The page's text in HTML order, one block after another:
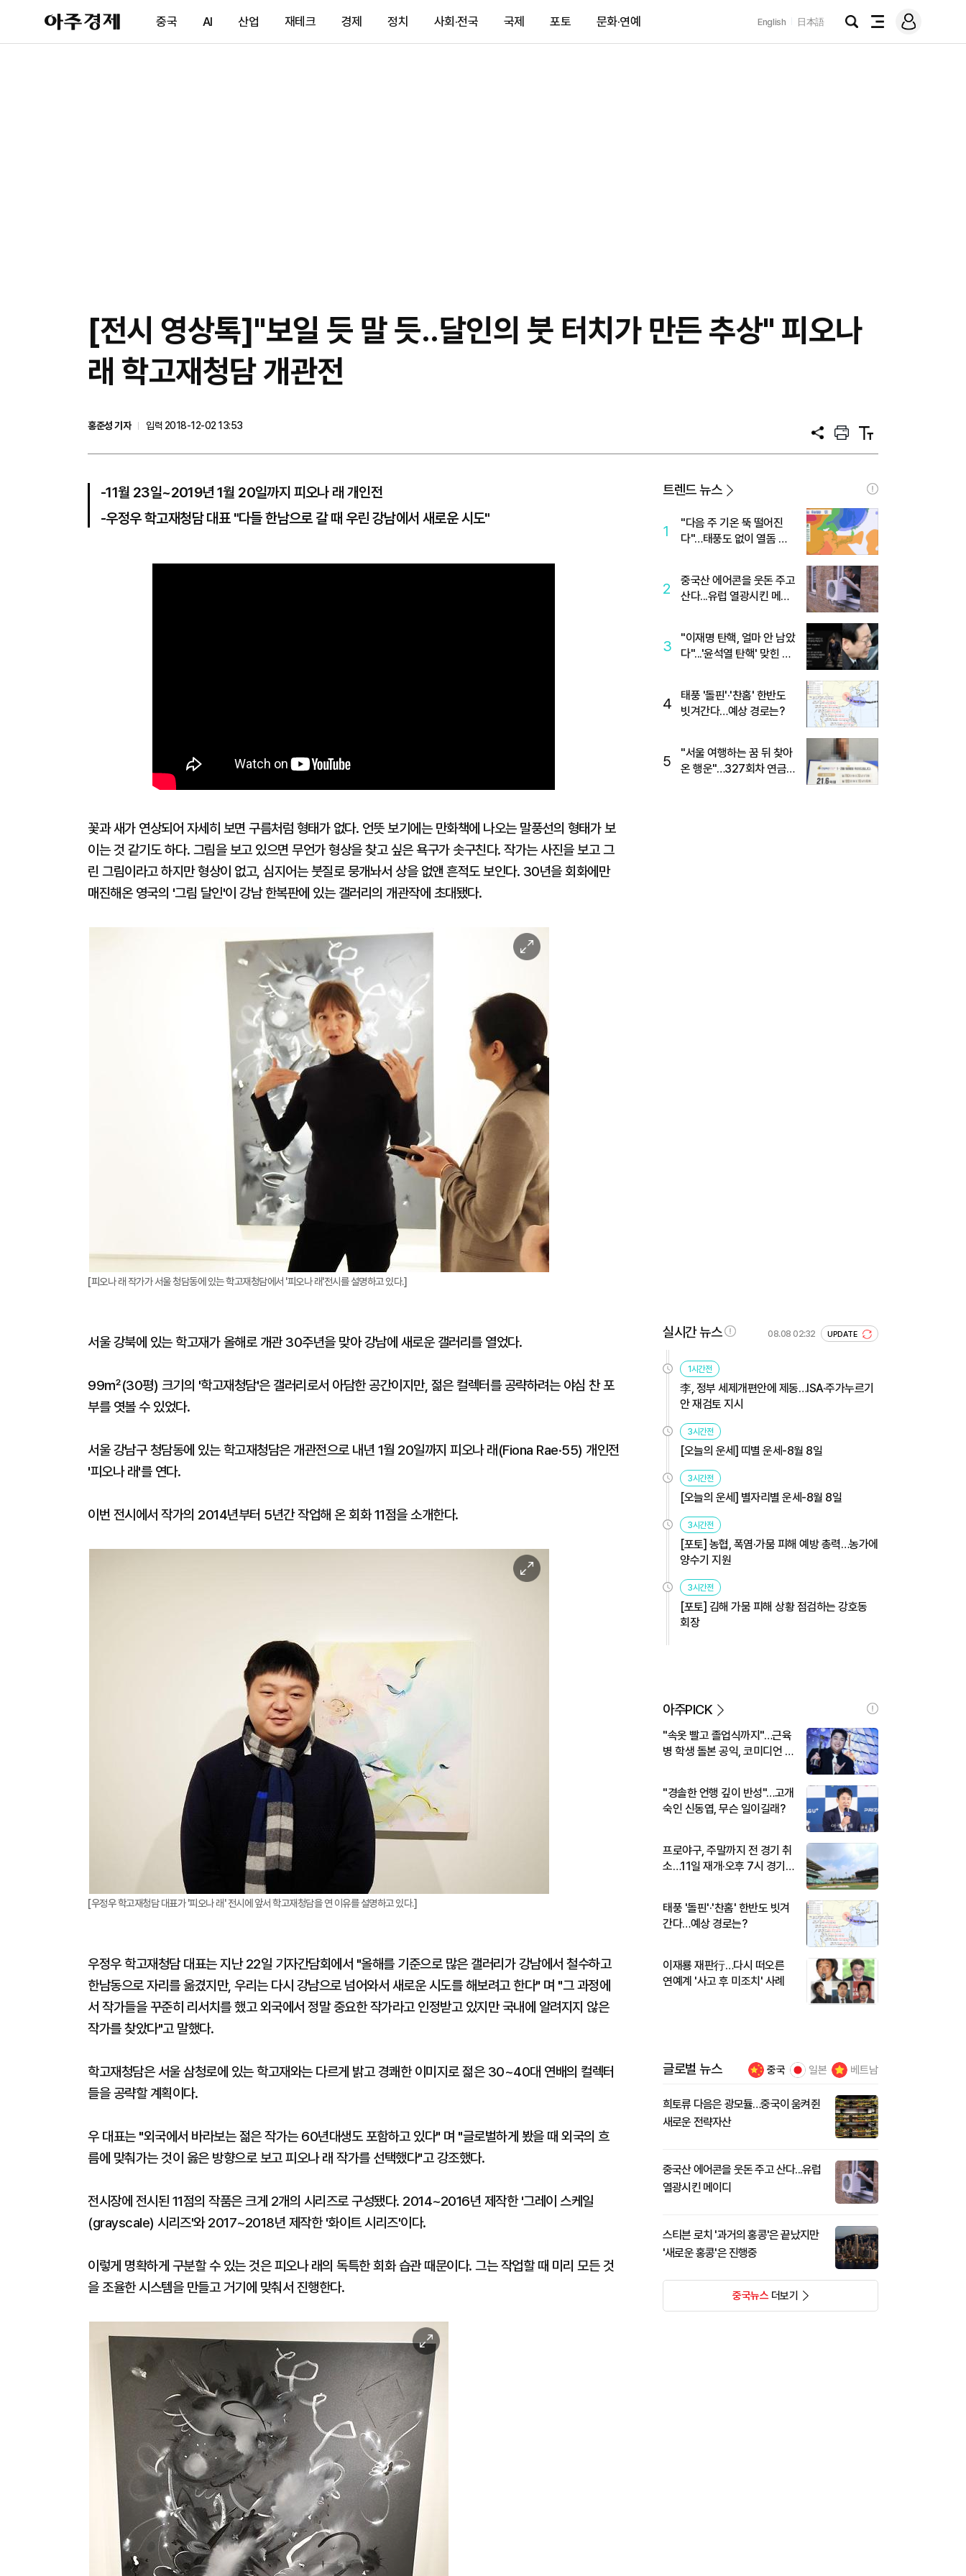
아
주
제
중국 AI 산업 재테크 경제 정치 사회·전국 국제 포토 문화·연예 English 日本語
검
전
메
그
[전시 영상톡]"보일 듯 말 듯..달인의 붓 터치가 만든 추상" 피오나
래 학고재청담 개관전
홍준성 기자
입력 2018-12-02 13:53
공
프
트
텍
트
-11월 23일~2019년 1월 20일까지 피오나 래 개인전
-우정우 학고재청담 대표 "다들 한남으로 갈 때 우린 강남에서 새로운 시도"
꽃과 새가 연상되어 자세히 보면 구름처럼 형태가 없다. 언뜻 보기에는 만화책에 나오는 말풍선의 형태가 보
이는 것 같기도 하다. 그림을 보고 있으면 무언가 형상을 찾고 싶은 욕구가 솟구친다. 작가는 사진을 보고 그
린 그림이라고 하지만 형상이 없고, 심지어는 붓질로 뭉개놔서 상을 없앤 흔적도 보인다. 30년을 회화에만
매진해온 영국의 '그림 달인'이 강남 한복판에 있는 갤러리의 개관작에 초대됐다.
이
미
확
[피오나 래 작가가 서울 청담동에 있는 학고재청담에서 '피오나 래'전시를 설명하고 있다.]
서울 강북에 있는 학고재가 올해로 개관 30주년을 맞아 강남에 새로운 갤러리를 열었다.
99㎡(30평) 크기의 '학고재청담'은 갤러리로서 아담한 공간이지만, 젊은 컬렉터를 공략하려는 야심 찬 포
부를 엿볼 수 있었다.
서울 강남구 청담동에 있는 학고재청담은 개관전으로 내년 1월 20일까지 피오나 래(Fiona Rae·55) 개인전
'피오나 래'를 연다.
이번 전시에서 작가의 2014년부터 5년간 작업해 온 회화 11점을 소개한다.
이
미
[우정우 학고재청담 대표가 '피오나 래' 전시에 앞서 학고재청담을 연 이유를 설명하고 있다.]
우정우 학고재청담 대표는 지난 22일 기자간담회에서 "올해를 기준으로 많은 갤러리가 강남에서 철수하고
한남동으로 자리를 옮겼지만, 우리는 다시 강남으로 넘어와서 새로운 시도를 해보려고 한다" 며 "그 과정에
서 작가들을 꾸준히 리서치를 했고 외국에서 정말 중요한 작가라고 인정받고 있지만 국내에 알려지지 않은
작가를 찾았다"고 말했다.
학고재청담은 서울 삼청로에 있는 학고재와는 다르게 밝고 경쾌한 이미지로 젊은 30~40대 연배의 컬렉터
들을 공략할 계획이다.
우 대표는 "외국에서 바라보는 젊은 작가는 60년대생도 포함하고 있다" 며 "글로벌하게 봤을 때 외국의 흐
름에 맞춰가는 것이 옳은 방향으로 보고 피오나 래 작가를 선택했다"고 강조했다.
전시장에 전시된 11점의 작품은 크게 2개의 시리즈로 구성됐다. 2014~2016년 제작한 '그레이 스케일
(grayscale) 시리즈'와 2017~2018년 제작한 '화이트 시리즈'이다.
이렇게 명확하게 구분할 수 있는 것은 피오나 래의 독특한 회화 습관 때문이다. 그는 작업할 때 미리 모든 것
을 조율한 시스템을 만들고 거기에 맞춰서 진행한다.
이
미
지
확
대
트렌드 뉴스
1
"다음 주 기온 뚝 떨어진
다"…태풍도 없이 열돔 박
2
중국산 에어콘을 웃돈 주고
산다...유럽 열광시킨 메이
3
"이재명 탄핵, 얼마 안 남았
다"...'윤석열 탄핵' 맞힌 무
4
태풍 '돌핀'·'찬홈' 한반도
빗겨간다…예상 경로는?
5
"서울 여행하는 꿈 뒤 찾아
온 행운"…327회차 연금
실시간 뉴스 08.08 02:32 UPDATE
1시간전
李, 정부 세제개편안에 제동…ISA·주가누르기
안 재검토 지시
3시간전
[오늘의 운세] 띠별 운세-8월 8일
3시간전
[오늘의 운세] 별자리별 운세-8월 8일
3시간전
[포토] 농협, 폭염·가뭄 피해 예방 총력…농가에
양수기 지원
3시간전
[포토] 김해 가뭄 피해 상황 점검하는 강호동
회장
아주PICK
"속옷 빨고 졸업식까지"…근육
병 학생 돌본 공익, 코미디언 김
"경솔한 언행 깊이 반성"…고개
숙인 신동엽, 무슨 일이길래?
프로야구, 주말까지 전 경기 취
소…11일 재개·오후 7시 경기
태풍 '돌핀'·'찬홈' 한반도 빗겨
간다…예상 경로는?
이재룡 재판行…다시 떠오른
연예계 '사고 후 미조치' 사례
글로벌 뉴스 중국 일본 베트남
희토류 다음은 광모듈…중국이 움켜쥔
새로운 전략자산
중국산 에어콘을 웃돈 주고 산다...유럽
열광시킨 메이디
스티븐 로치 '과거의 홍콩'은 끝났지만
'새로운 홍콩'은 진행중
중국뉴스더보기